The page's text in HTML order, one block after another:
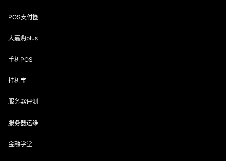
POS支付圈
大嘉购plus
手机POS
挂机宝
服务器评测
服务器运维
金融学堂